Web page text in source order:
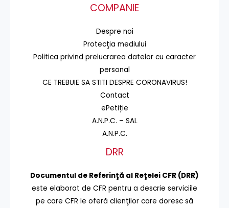
COMPANIE
Despre noi
Protecţia mediului
Politica privind prelucrarea datelor cu caracter
personal
CE TREBUIE SA STITI DESPRE CORONAVIRUS!
Contact
ePetiție
A.N.P.C. – SAL
A.N.P.C.
DRR
Documentul de Referinţă al Reţelei CFR (DRR)
este elaborat de CFR pentru a descrie serviciile
pe care CFR le oferă clienţilor care doresc să